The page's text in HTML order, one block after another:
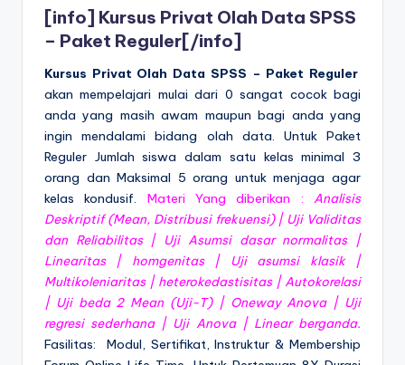
[info] Kursus Privat Olah Data SPSS
– Paket Reguler[/info]
Kursus Privat Olah Data SPSS – Paket Reguler
akan mempelajari mulai dari 0 sangat cocok bagi
anda yang masih awam maupun bagi anda yang
ingin mendalami bidang olah data. Untuk Paket
Reguler Jumlah siswa dalam satu kelas minimal 3
orang dan Maksimal 5 orang untuk menjaga agar
kelas kondusif. Materi Yang diberikan :Analisis
Deskriptif (Mean, Distribusi frekuensi) | Uji Validitas
dan Reliabilitas | Uji Asumsi dasar normalitas |
Linearitas | homgenitas | Uji asumsi klasik |
Multikoleniaritas | heterokedastisitas | Autokorelasi
| Uji beda 2 Mean (Uji-T) | Oneway Anova | Uji
regresi sederhana | Uji Anova | Linear berganda.
Fasilitas: Modul, Sertifikat, Instruktur & Membership